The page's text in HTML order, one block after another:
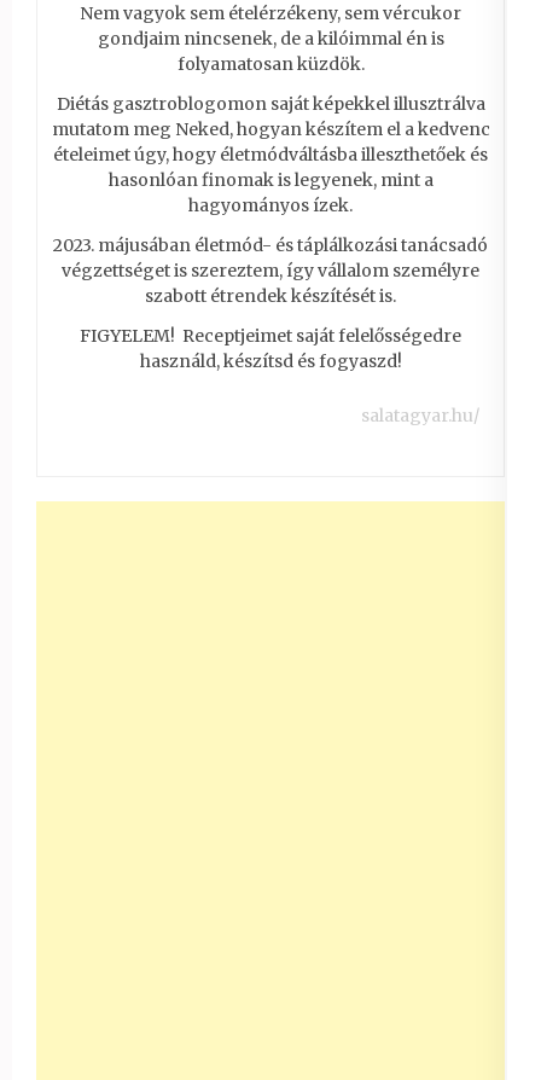
Nem vagyok sem ételérzékeny, sem vércukor
gondjaim nincsenek, de a kilóimmal én is
folyamatosan küzdök.
Diétás gasztroblogomon saját képekkel illusztrálva
mutatom meg Neked, hogyan készítem el a kedvenc
ételeimet úgy, hogy életmódváltásba illeszthetőek és
hasonlóan finomak is legyenek, mint a
hagyományos ízek.
2023. májusában életmód- és táplálkozási tanácsadó
végzettséget is szereztem, így vállalom személyre
szabott étrendek készítését is.
FIGYELEM! Receptjeimet saját felelősségedre
használd, készítsd és fogyaszd!
salatagyar.hu/